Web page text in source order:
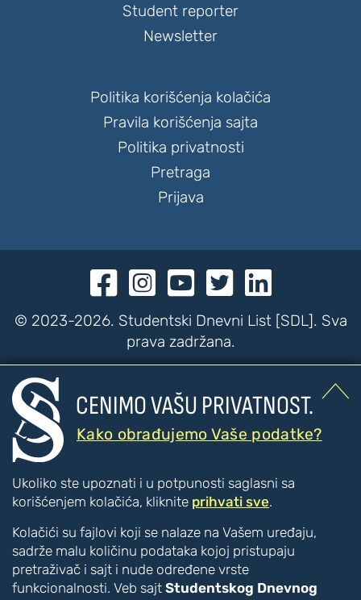
Student reporter
Newsletter
Politika korišćenja kolačića
Pravila korišćenja sajta
Politika privatnosti
Pretraga
Prijava
    
© 2023-2026. Studentski Dnevni List [SDL]. Sva
prava zadržana.

CENIMO VAŠU PRIVATNOST.
Kako obrađujemo Vaše podatke?
Ukoliko ste upoznati i u potpunosti saglasni sa
korišćenjem kolačića, kliknite prihvati sve.
Kolačići su fajlovi koji se nalaze na Vašem uređaju,
sadrže malu količinu podataka kojoj pristupaju
pretraživač i sajt i nude određene vrste
funkcionalnosti. Veb sajt Studentskog Dnevnog

???PRISTUPAČNOST???
Poboljšanje čitljivosti
Veći tekst
Veći razmak između slova
Manji razmak između slova
Disleksija [CTRL + ALT + D]